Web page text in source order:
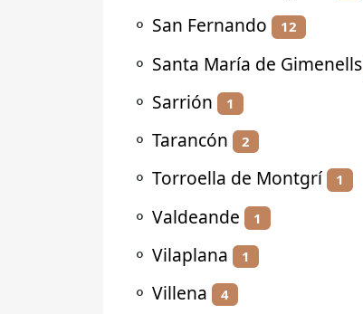
⚬ San Fernando 12
⚬ Santa María de Gimenells
⚬ Sarrión 1
⚬ Tarancón 2
⚬ Torroella de Montgrí 1
⚬ Valdeande 1
⚬ Vilaplana 1
⚬ Villena 4